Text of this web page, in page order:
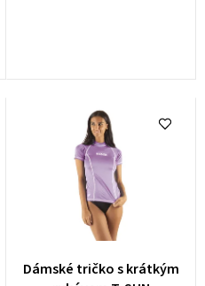
Dámské tričko s krátkým